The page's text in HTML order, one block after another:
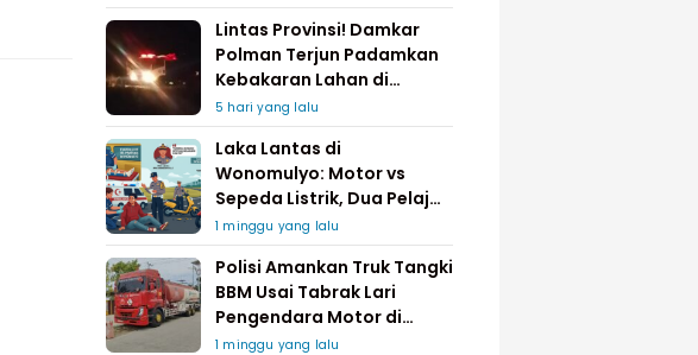
Lintas Provinsi! Damkar
Polman Terjun Padamkan
Kebakaran Lahan di
Pinrang
5 hari yang lalu
Laka Lantas di
Wonomulyo: Motor vs
Sepeda Listrik, Dua Pelajar
Dilarikan ke Rumah Sakit
1 minggu yang lalu
Polisi Amankan Truk Tangki
BBM Usai Tabrak Lari
Pengendara Motor di
Matakali
1 minggu yang lalu